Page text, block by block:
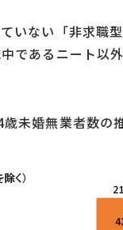
いない「非求職
であるニート以
未婚無業者数の推